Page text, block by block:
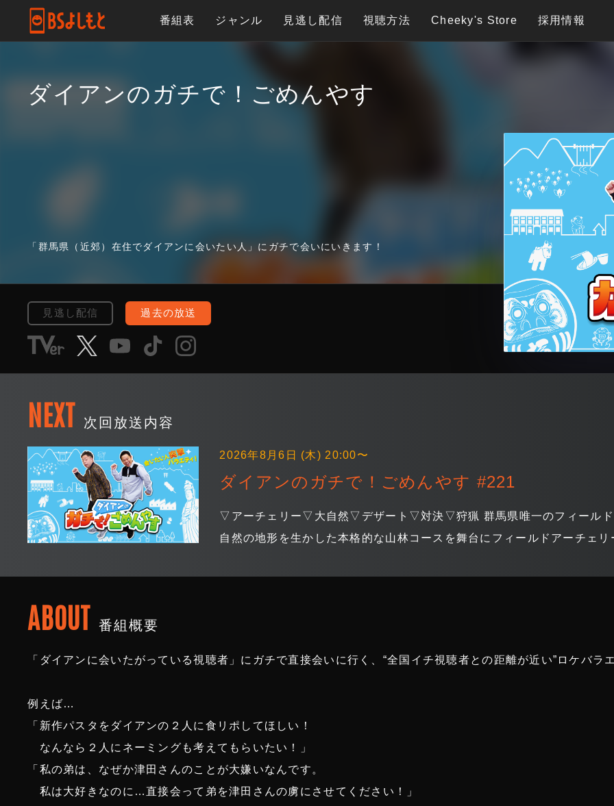
番組表 ジャンル 見逃し配信 視聴方法 Cheeky's Store 採用情報
ダイアンのガチで！ごめんやす
「群馬県（近郊）在住でダイアンに会いたい人」にガチで会いにいきます！
見逃し配信 過去の放送
NEXT 次回放送内容
2026年8月6日 (木) 20:00〜
ダイアンのガチで！ごめんやす #221
▽アーチェリー▽大自然▽デザート▽対決▽狩猟 群馬県唯一のフィールド
自然の地形を生かした本格的な山林コースを舞台にフィールドアーチェリ
ABOUT 番組概要
「ダイアンに会いたがっている視聴者」にガチで直接会いに行く、“全国イチ視聴者との距離が近い”ロケバラ
例えば…
「新作パスタをダイアンの２人に食リポしてほしい！
なんなら２人にネーミングも考えてもらいたい！」
「私の弟は、なぜか津田さんのことが大嫌いなんです。
私は大好きなのに…直接会って弟を津田さんの虜にさせてください！」